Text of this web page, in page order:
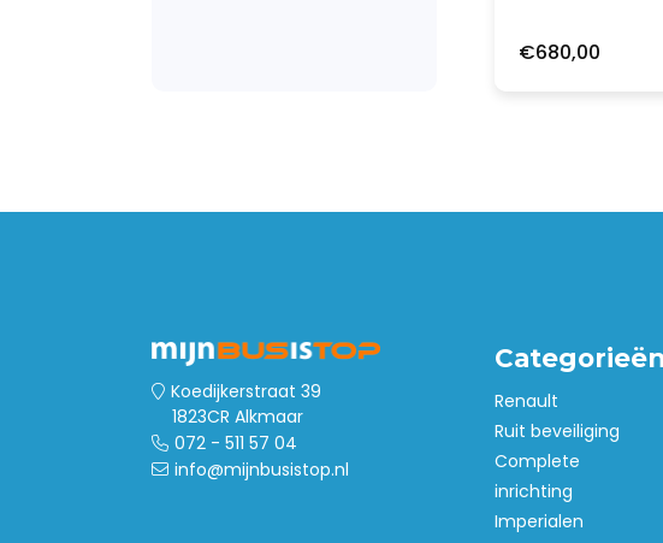
€680,00
Koedijkerstraat 39
1823CR Alkmaar
072 - 511 57 04
info@mijnbusistop.nl
Categorieën
Renault
Ruit beveiliging
Complete
inrichting
Imperialen